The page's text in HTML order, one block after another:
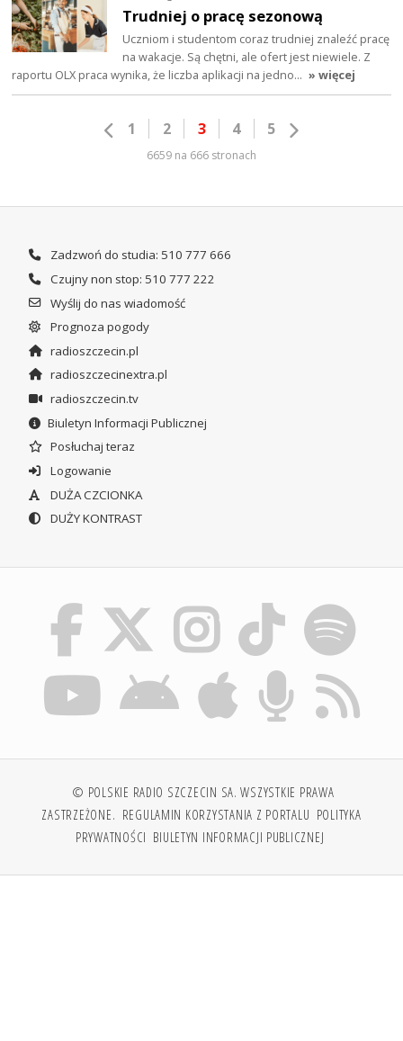
Trudniej o pracę sezonową
Uczniom i studentom coraz trudniej znaleźć pracę
na wakacje. Są chętni, ale ofert jest niewiele. Z
raportu OLX praca wynika, że liczba aplikacji na jedno… » więcej
1 2 3 4 5
6659 na 666 stronach
Zadzwoń do studia: 510 777 666
Czujny non stop: 510 777 222
Wyślij do nas wiadomość
Prognoza pogody
radioszczecin.pl
radioszczecinextra.pl
radioszczecin.tv
Biuletyn Informacji Publicznej
Posłuchaj teraz
Logowanie
DUŻA CZCIONKA
DUŻY KONTRAST
© POLSKIE RADIO SZCZECIN SA. WSZYSTKIE PRAWA
ZASTRZEŻONE. REGULAMIN KORZYSTANIA Z PORTALU POLITYKA
PRYWATNOŚCI BIULETYN INFORMACJI PUBLICZNEJ